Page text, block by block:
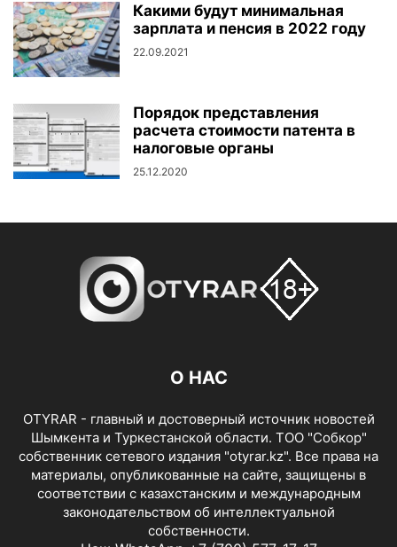
Какими будут минимальная
зарплата и пенсия в 2022 году
22.09.2021
Порядок представления
расчета стоимости патента в
налоговые органы
25.12.2020
О НАС
OTYRAR - главный и достоверный источник новостей
Шымкента и Туркестанской области. ТОО "Собкор"
собственник сетевого издания "otyrar.kz". Все права на
материалы, опубликованные на сайте, защищены в
соответствии с казахстанским и международным
законодательством об интеллектуальной
собственности.